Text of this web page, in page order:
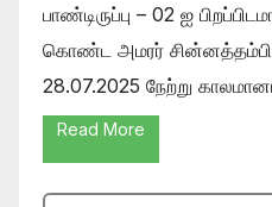
பாண்டிருப்பு – 02 ஐ
கொண்ட அமரர் சின்னத்தம்பி
28.07.2025 நேற்று
Read More